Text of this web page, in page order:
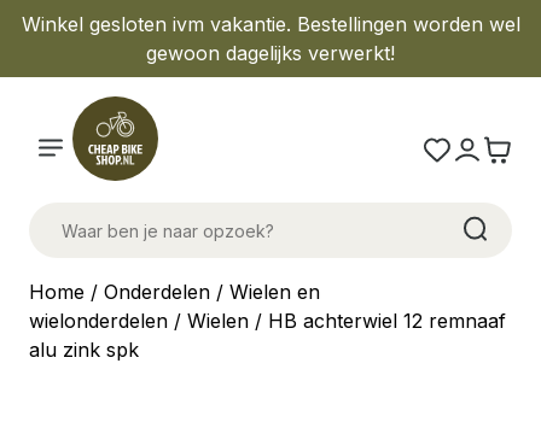
Winkel gesloten ivm vakantie. Bestellingen worden wel
gewoon dagelijks verwerkt!
Home / Onderdelen / Wielen en
wielonderdelen / Wielen / HB achterwiel 12 remnaaf
alu zink spk